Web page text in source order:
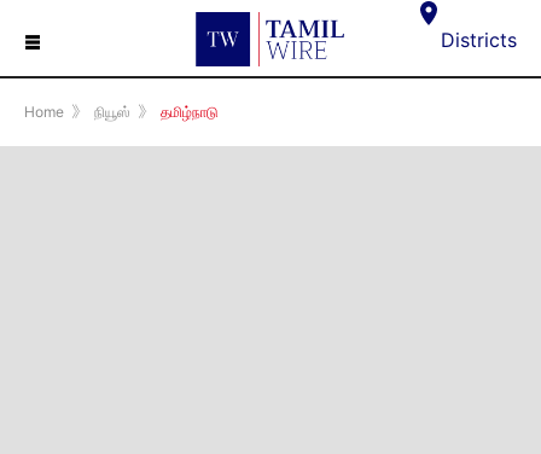
☰ Districts
Home 》 நியூஸ் 》 தமிழ்நாடு